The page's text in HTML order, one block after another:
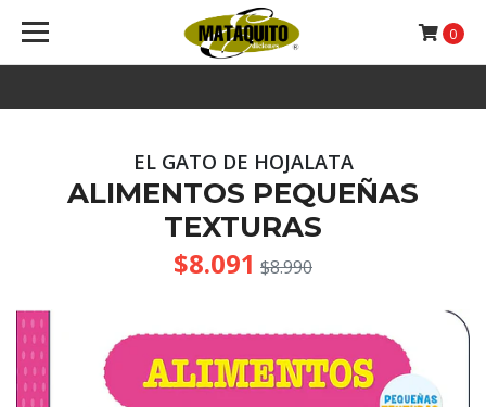
0
EL GATO DE HOJALATA
ALIMENTOS PEQUEÑAS
TEXTURAS
$8.091 $8.990